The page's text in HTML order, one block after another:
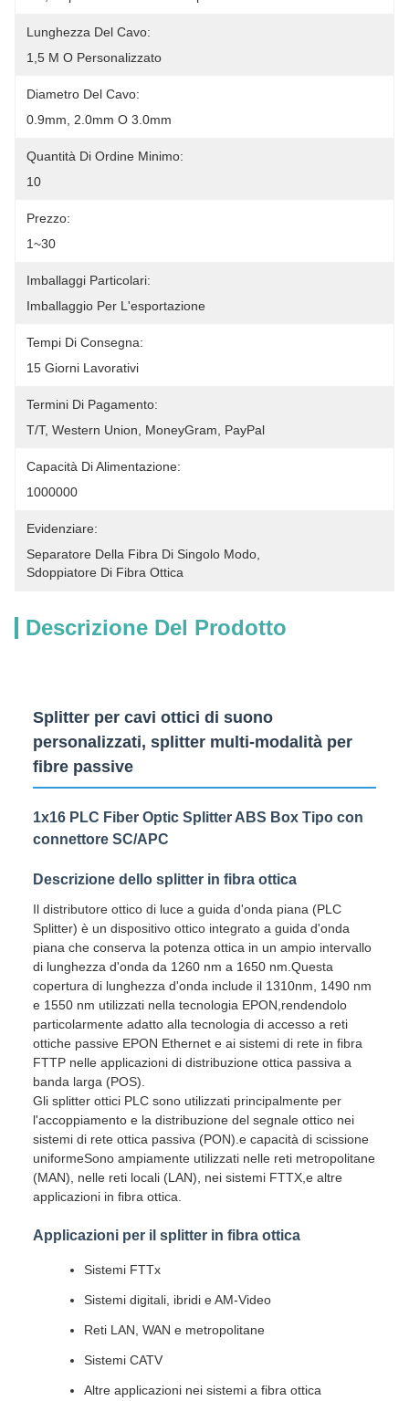
Lunghezza Del Cavo:
1,5 M O Personalizzato
Diametro Del Cavo:
0.9mm, 2.0mm O 3.0mm
Quantità Di Ordine Minimo:
10
Prezzo:
1~30
Imballaggi Particolari:
Imballaggio Per L'esportazione
Tempi Di Consegna:
15 Giorni Lavorativi
Termini Di Pagamento:
T/T, Western Union, MoneyGram, PayPal
Capacità Di Alimentazione:
1000000
Evidenziare:
Separatore Della Fibra Di Singolo Modo
Sdoppiatore Di Fibra Ottica
Descrizione Del Prodotto
Splitter per cavi ottici di suono
personalizzati, splitter multi-modalità per
fibre passive
1x16 PLC Fiber Optic Splitter ABS Box Tipo con
connettore SC/APC
Descrizione dello splitter in fibra ottica
Il distributore ottico di luce a guida d'onda piana (PLC
Splitter) è un dispositivo ottico integrato a guida d'onda
piana che conserva la potenza ottica in un ampio intervallo
di lunghezza d'onda da 1260 nm a 1650 nm.Questa
copertura di lunghezza d'onda include il 1310nm, 1490 nm
e 1550 nm utilizzati nella tecnologia EPON,rendendolo
particolarmente adatto alla tecnologia di accesso a reti
ottiche passive EPON Ethernet e ai sistemi di rete in fibra
FTTP nelle applicazioni di distribuzione ottica passiva a
banda larga (POS).
Gli splitter ottici PLC sono utilizzati principalmente per
l'accoppiamento e la distribuzione del segnale ottico nei
sistemi di rete ottica passiva (PON).e capacità di scissione
uniformeSono ampiamente utilizzati nelle reti metropolitane
(MAN), nelle reti locali (LAN), nei sistemi FTTX,e altre
applicazioni in fibra ottica.
Applicazioni per il splitter in fibra ottica
Sistemi FTTx
Sistemi digitali, ibridi e AM-Video
Reti LAN, WAN e metropolitane
Sistemi CATV
Altre applicazioni nei sistemi a fibra ottica